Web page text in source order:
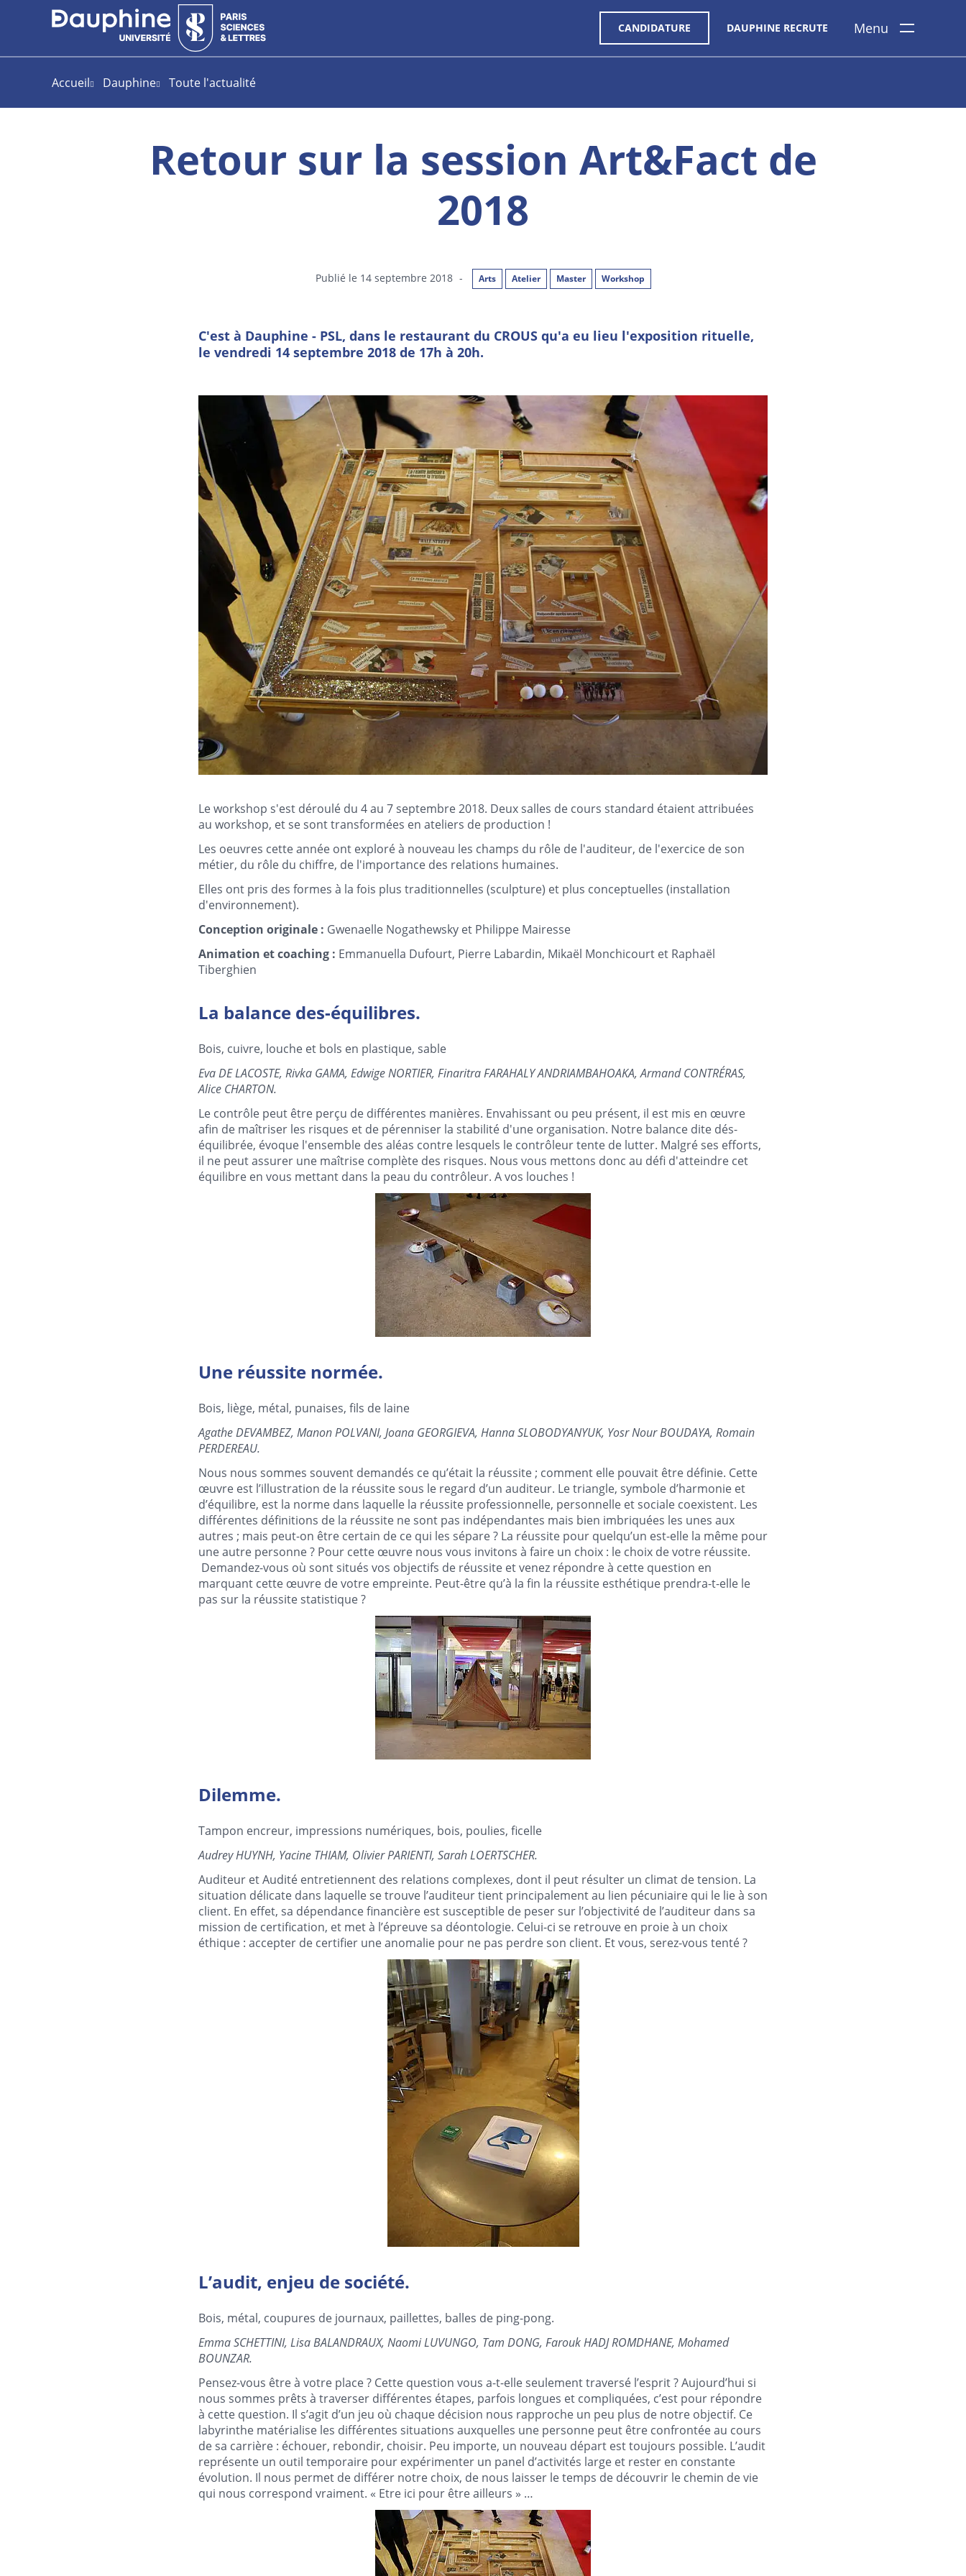
CANDIDATURE DAUPHINE RECRUTE Menu
Accueil Dauphine Toute l'actualité
Retour sur la session Art&Fact de
2018
Publié le 14 septembre 2018 - Arts Atelier Master Workshop
C'est à Dauphine - PSL, dans le restaurant du CROUS qu'a eu lieu l'exposition rituelle,
le vendredi 14 septembre 2018 de 17h à 20h.
Le workshop s'est déroulé du 4 au 7 septembre 2018. Deux salles de cours standard étaient attribuées
au workshop, et se sont transformées en ateliers de production !
Les oeuvres cette année ont exploré à nouveau les champs du rôle de l'auditeur, de l'exercice de son
métier, du rôle du chiffre, de l'importance des relations humaines.
Elles ont pris des formes à la fois plus traditionnelles (sculpture) et plus conceptuelles (installation
d'environnement).
Conception originale : Gwenaelle Nogathewsky et Philippe Mairesse
Animation et coaching : Emmanuella Dufourt, Pierre Labardin, Mikaël Monchicourt et Raphaël
Tiberghien
La balance des-équilibres.
Bois, cuivre, louche et bols en plastique, sable
Eva DE LACOSTE, Rivka GAMA, Edwige NORTIER, Finaritra FARAHALY ANDRIAMBAHOAKA, Armand CONTRÉRAS,
Alice CHARTON.
Le contrôle peut être perçu de différentes manières. Envahissant ou peu présent, il est mis en œuvre
afin de maîtriser les risques et de pérenniser la stabilité d'une organisation. Notre balance dite dés-
équilibrée, évoque l'ensemble des aléas contre lesquels le contrôleur tente de lutter. Malgré ses efforts,
il ne peut assurer une maîtrise complète des risques. Nous vous mettons donc au défi d'atteindre cet
équilibre en vous mettant dans la peau du contrôleur. A vos louches !
Une réussite normée.
Bois, liège, métal, punaises, fils de laine
Agathe DEVAMBEZ, Manon POLVANI, Joana GEORGIEVA, Hanna SLOBODYANYUK, Yosr Nour BOUDAYA, Romain
PERDEREAU.
Nous nous sommes souvent demandés ce qu’était la réussite ; comment elle pouvait être définie. Cette
œuvre est l’illustration de la réussite sous le regard d’un auditeur. Le triangle, symbole d’harmonie et
d’équilibre, est la norme dans laquelle la réussite professionnelle, personnelle et sociale coexistent. Les
différentes définitions de la réussite ne sont pas indépendantes mais bien imbriquées les unes aux
autres ; mais peut-on être certain de ce qui les sépare ? La réussite pour quelqu’un est-elle la même pour
une autre personne ? Pour cette œuvre nous vous invitons à faire un choix : le choix de votre réussite.
Demandez-vous où sont situés vos objectifs de réussite et venez répondre à cette question en
marquant cette œuvre de votre empreinte. Peut-être qu’à la fin la réussite esthétique prendra-t-elle le
pas sur la réussite statistique ?
Dilemme.
Tampon encreur, impressions numériques, bois, poulies, ficelle
Audrey HUYNH, Yacine THIAM, Olivier PARIENTI, Sarah LOERTSCHER.
Auditeur et Audité entretiennent des relations complexes, dont il peut résulter un climat de tension. La
situation délicate dans laquelle se trouve l’auditeur tient principalement au lien pécuniaire qui le lie à son
client. En effet, sa dépendance financière est susceptible de peser sur l’objectivité de l’auditeur dans sa
mission de certification, et met à l’épreuve sa déontologie. Celui-ci se retrouve en proie à un choix
éthique : accepter de certifier une anomalie pour ne pas perdre son client. Et vous, serez-vous tenté ?
L’audit, enjeu de société.
Bois, métal, coupures de journaux, paillettes, balles de ping-pong.
Emma SCHETTINI, Lisa BALANDRAUX, Naomi LUVUNGO, Tam DONG, Farouk HADJ ROMDHANE, Mohamed
BOUNZAR.
Pensez-vous être à votre place ? Cette question vous a-t-elle seulement traversé l’esprit ? Aujourd’hui si
nous sommes prêts à traverser différentes étapes, parfois longues et compliquées, c’est pour répondre
à cette question. Il s’agit d’un jeu où chaque décision nous rapproche un peu plus de notre objectif. Ce
labyrinthe matérialise les différentes situations auxquelles une personne peut être confrontée au cours
de sa carrière : échouer, rebondir, choisir. Peu importe, un nouveau départ est toujours possible. L’audit
représente un outil temporaire pour expérimenter un panel d’activités large et rester en constante
évolution. Il nous permet de différer notre choix, de nous laisser le temps de découvrir le chemin de vie
qui nous correspond vraiment. « Etre ici pour être ailleurs » …